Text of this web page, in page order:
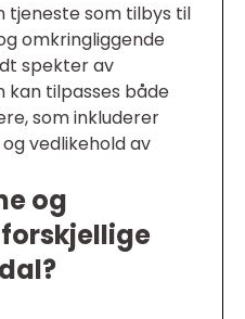
tjeneste som tilbys til
omkringliggende
spekter av
tilpasses både
som inkluderer
vedlikehold av
og